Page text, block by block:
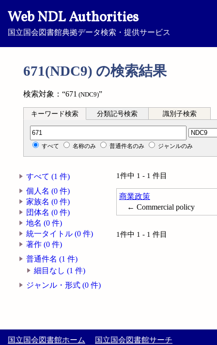
Web NDL Authorities
国立国会図書館典拠データ検索・提供サービス
671(NDC9) の検索結果
検索対象：“671 (NDC9)”
キーワード検索 分類記号検索 識別子検索
分類記号検索
すべて 名称のみ 普通件名のみ ジャンルのみ
すべて (1 件)
個人名 (0 件)
家族名 (0 件)
団体名 (0 件)
地名 (0 件)
統一タイトル (0 件)
著作 (0 件)
普通件名 (1 件)
細目なし (1 件)
ジャンル・形式 (0 件)
1件中 1 - 1 件目
商業政策
← Commercial policy
1件中 1 - 1 件目
国立国会図書館ホーム 国立国会図書館サーチ